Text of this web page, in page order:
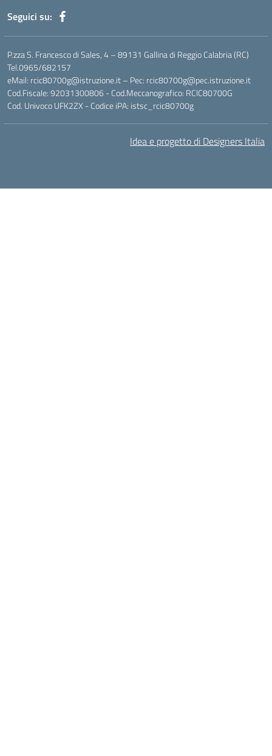
Seguici su:
P.zza S. Francesco di Sales, 4 – 89131 Gallina di Reggio Calabria (RC)
Tel.0965/682157
eMail: rcic80700g@istruzione.it – Pec: rcic80700g@pec.istruzione.it
Cod.Fiscale: 92031300806 - Cod.Meccanografico: RCIC80700G
Cod. Univoco UFK2ZX - Codice iPA: istsc_rcic80700g
Idea e progetto di Designers Italia